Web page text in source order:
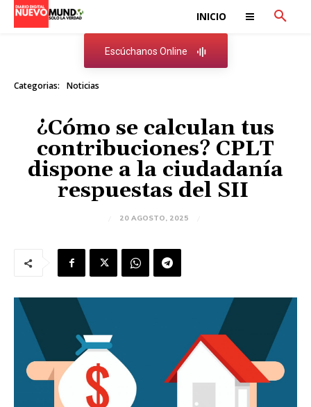
INICIO
Escúchanos Online
Categorias: Noticias
¿Cómo se calculan tus
contribuciones? CPLT
dispone a la ciudadanía
respuestas del SII
20 AGOSTO, 2025